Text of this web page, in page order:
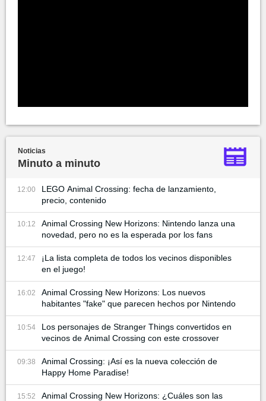
Noticias
Minuto a minuto
12:00
LEGO Animal Crossing: fecha de lanzamiento,
precio, contenido
10:12
Animal Crossing New Horizons: Nintendo lanza una
novedad, pero no es la esperada por los fans
12:47
¡La lista completa de todos los vecinos disponibles
en el juego!
16:02
Animal Crossing New Horizons: Los nuevos
habitantes "fake" que parecen hechos por Nintendo
10:54
Los personajes de Stranger Things convertidos en
vecinos de Animal Crossing con este crossover
09:38
Animal Crossing: ¡Así es la nueva colección de
Happy Home Paradise!
15:52
Animal Crossing New Horizons: ¿Cuáles son las